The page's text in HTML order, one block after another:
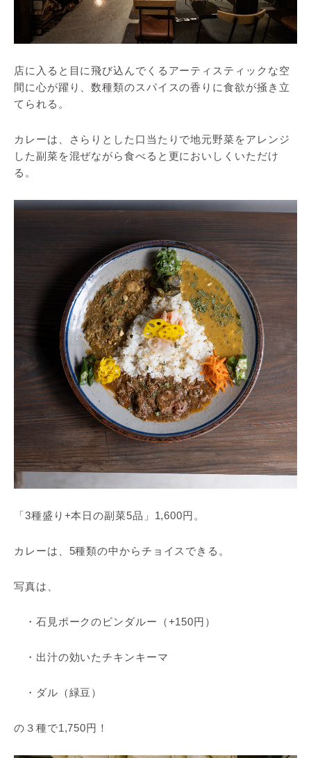
店に入ると目に飛び込んでくるアーティスティックな空
間に心が躍り、数種類のスパイスの香りに食欲が掻き立
てられる。
カレーは、さらりとした口当たりで地元野菜をアレンジ
した副菜を混ぜながら食べると更においしくいただけ
る。
「3種盛り+本日の副菜5品」1,600円。
カレーは、5種類の中からチョイスできる。
写真は、
・石見ポークのビンダルー（+150円）
・出汁の効いたチキンキーマ
・ダル（緑豆）
の３種で1,750円！